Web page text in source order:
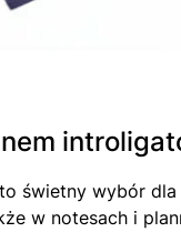
to świetny wybór
w notesach i